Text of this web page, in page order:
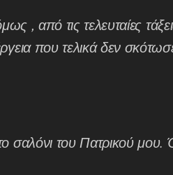
, από τις τελευταίες
που τελικά δεν
σαλόνι του Πατρικού μου.